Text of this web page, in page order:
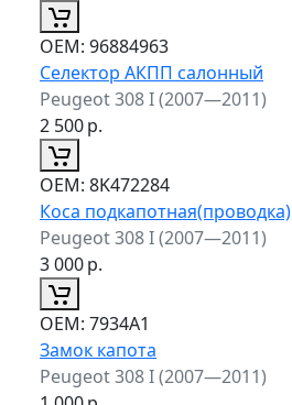
ОЕМ: 96884963
Селектор АКПП салонный
Peugeot 308 I (2007—2011)
2 500р.
ОЕМ: 8K472284
Коса подкапотная(проводка)
Peugeot 308 I (2007—2011)
3 000р.
ОЕМ: 7934A1
Замок капота
Peugeot 308 I (2007—2011)